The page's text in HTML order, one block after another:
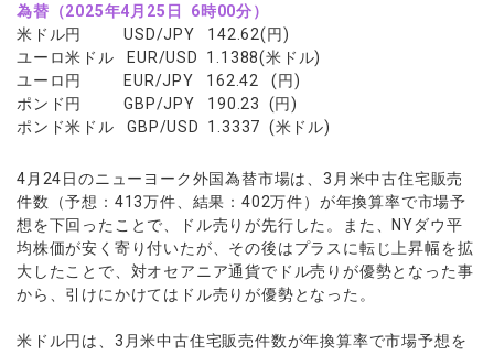
現物株式
ETF
株式CFD
株価指数CFD
エネルギーCFD
貴金属CFD
ソフトコモディティCFD
NEW
バトルCFD
ゼロカットとロスカット
スワップとロールオーバー
入出金方法
レバレッジ
NEW
約定率
取引時間
取引計算シミュレーター
注文執行ポリシー
経済指標・予測カレンダー
休眠口座と凍結口座
口座タイプ
法人のお客様
ゼロ口座
NEW
デモ口座
口座開設フォーム
必要書類
開設方法
プラットフォーム
MT5
MT4
cTrader
AXIORYポータル
ツール
MT4/MT5 ヒストリカルデータ
EA(エキスパートアドバイザー)
カスタムインジケーター
ストライク インジケータ
MQLシグナル
NEW
通貨インデックス
パートナー
パートナーシップ・プログラム
イントロデュース・パートナープログラム（IP）
ニュース
ニュースリリース
マーケットニュース
コーポレートニュース
キャンペーン
トレードガイド
NEW
会社概要
会社概要
役員紹介
お問合せ
よくあるご質問
日本語
عربى
English
Русский
Español
口座開設する
デモ口座を開設する
法人のお客様はこちら
為替（2025年4月25日 6時00分）
米ドル円 USD/JPY 142.62(円)
ユーロ米ドル EUR/USD 1.1388(米ドル)
ユーロ円 EUR/JPY 162.42 (円)
ポンド円 GBP/JPY 190.23 (円)
ポンド米ドル GBP/USD 1.3337 (米ドル)
4月24日のニューヨーク外国為替市場は、3月米中古住宅販売
件数（予想：413万件、結果：402万件）が年換算率で市場予
想を下回ったことで、ドル売りが先行した。また、NYダウ平
均株価が安く寄り付いたが、その後はプラスに転じ上昇幅を拡
大したことで、対オセアニア通貨でドル売りが優勢となった事
から、引けにかけてはドル売りが優勢となった。
米ドル円は、3月米中古住宅販売件数が年換算率で市場予想を